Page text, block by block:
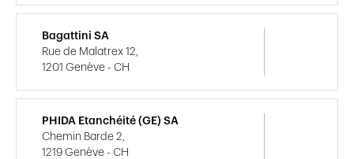
Bagattini SA
Rue de Malatrex 12,
1201 Genève - CH
PHIDA Etanchéité (GE) SA
Chemin Barde 2,
1219 Genève - CH